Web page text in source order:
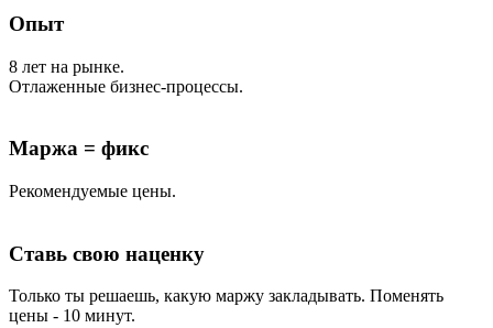
Опыт
8 лет на рынке.
Отлаженные бизнес-процессы.
Маржа = фикс
Рекомендуемые цены.
Ставь свою наценку
Только ты решаешь, какую маржу закладывать. Поменять
цены - 10 минут.